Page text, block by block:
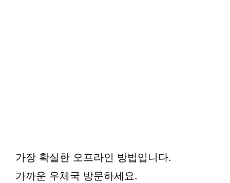
가장 확실한 오프라인 방법입니다.
가까운 우체국 방문하세요.